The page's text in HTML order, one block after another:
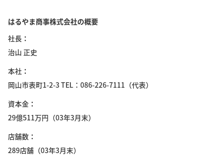
はるやま商事株式会社の概要
社長
治山 正史
本社
岡山市表町1-2-3 TEL：086-226-7111（代表）
資本金
29億511万円（03年3月末）
店舗数
289店舗（03年3月末）